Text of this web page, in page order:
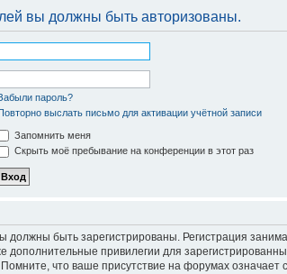
вы должны быть авторизованы.
пароль?
выслать письмо для активации учётной записи
Запомнить меня
Скрыть моё пребывание на конференции в этот раз
быть зарегистрированы. Регистрация
дополнительные привилегии для
что ваше присутствие на форумах означает